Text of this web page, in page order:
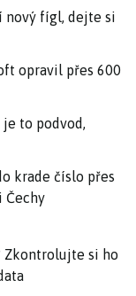
nový fígl, dejte si
opravil přes 600
to podvod,
krade číslo přes
Čechy
Zkontrolujte si ho